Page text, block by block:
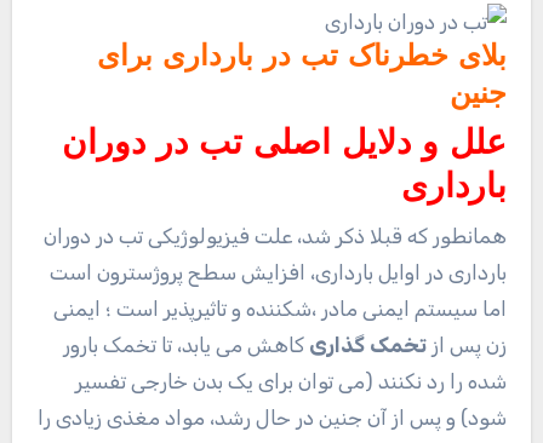
بلای خطرناک تب در بارداری برای
جنین
علل و دلایل اصلی تب در دوران
بارداری
همانطور که قبلا ذکر شد، علت فیزیولوژیکی تب در دوران
بارداری در اوایل بارداری، افزایش سطح پروژسترون است
اما سیستم ایمنی مادر ،شکننده و تاثیرپذیر است ؛ ایمنی
زن پس از تخمک گذاری کاهش می یابد، تا تخمک بارور
شده را رد نکنند (می توان برای یک بدن خارجی تفسیر
شود) و پس از آن جنین در حال رشد، مواد مغذی زیادی را